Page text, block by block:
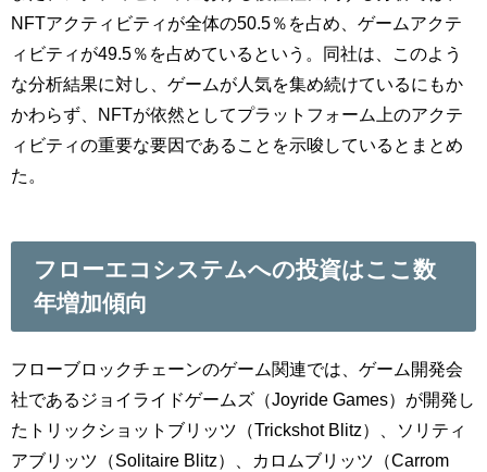
NFTアクティビティが全体の50.5％を占め、ゲームアクテ
ィビティが49.5％を占めているという。同社は、このよう
な分析結果に対し、ゲームが人気を集め続けているにもか
かわらず、NFTが依然としてプラットフォーム上のアクテ
ィビティの重要な要因であることを示唆しているとまとめ
た。
フローエコシステムへの投資はここ数
年増加傾向
フローブロックチェーンのゲーム関連では、ゲーム開発会
社であるジョイライドゲームズ（Joyride Games）が開発し
たトリックショットブリッツ（Trickshot Blitz）、ソリティ
アブリッツ（Solitaire Blitz）、カロムブリッツ（Carrom